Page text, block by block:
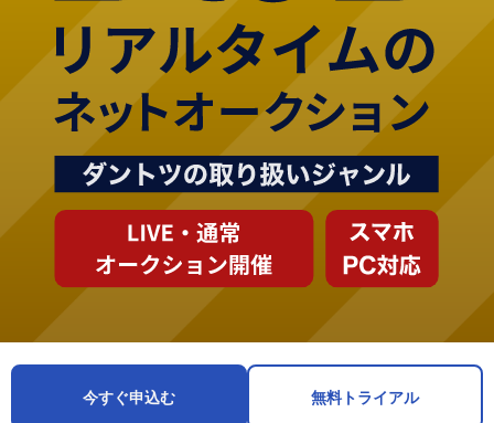
今すぐ申込む 無料トライアル